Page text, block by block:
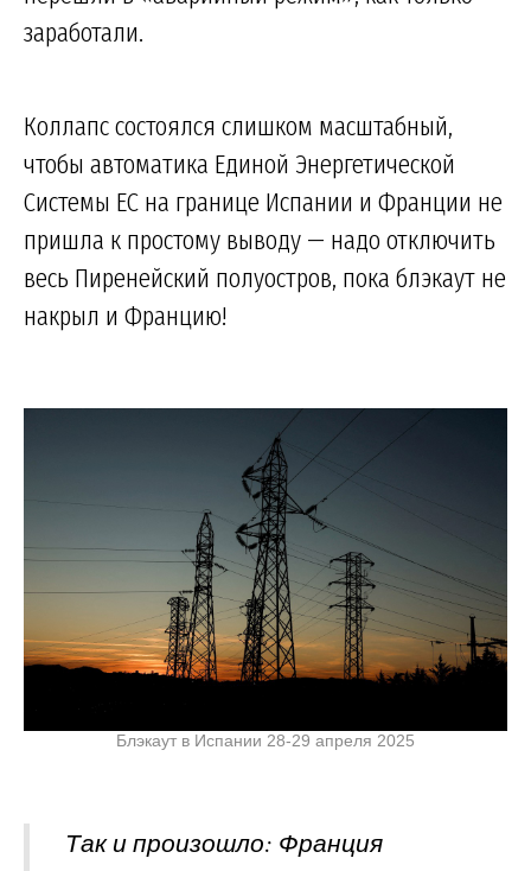
заработали.
Коллапс состоялся слишком масштабный,
чтобы автоматика Единой Энергетической
Системы ЕС на границе Испании и Франции не
пришла к простому выводу — надо отключить
весь Пиренейский полуостров, пока блэкаут не
накрыл и Францию!
Блэкаут в Испании 28-29 апреля 2025
Так и произошло: Франция